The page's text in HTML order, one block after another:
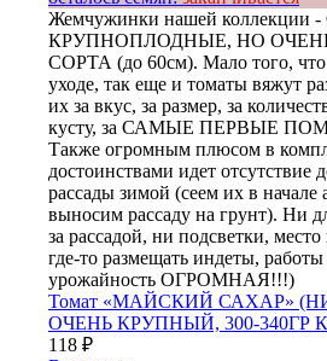
Жемчужинки нашей коллекции
КРУПНОПЛОДНЫЕ, НО
СОРТА (до 60см). Мало того, что
уходе, так еще и томаты вяжут
их за вкус, за размер, за
кусту, за САМЫЕ ПЕРВЫЕ
Также огромным плюсом в
достоинствами идет отсутствие
рассады зимой (сеем их в начале
выносим рассаду на грунт). Ни
за рассадой, ни подсветки,
где-то размещать индеты,
урожайность ОГРОМНАЯ!!!)
Томат «МАЙСКИЙ САХАР»
ОЧЕНЬ КРУПНЫЙ, 300-
118 ₽